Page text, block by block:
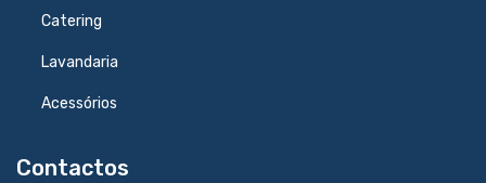
Catering
Lavandaria
Acessórios
Contactos